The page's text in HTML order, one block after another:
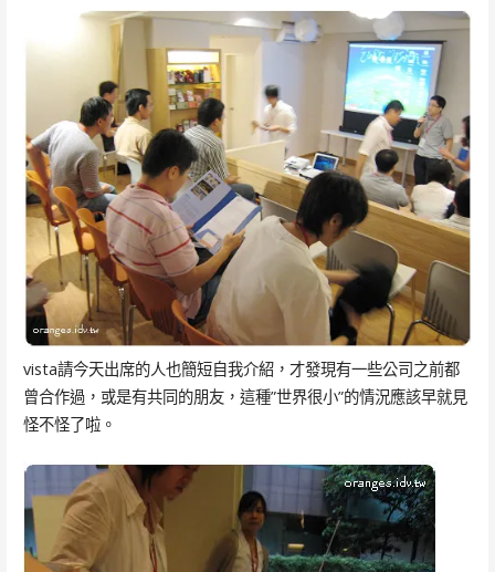
vista請今天出席的人也簡短自我介紹，才發現有一些公司之前都
曾合作過，或是有共同的朋友，這種”世界很小”的情況應該早就見
怪不怪了啦。